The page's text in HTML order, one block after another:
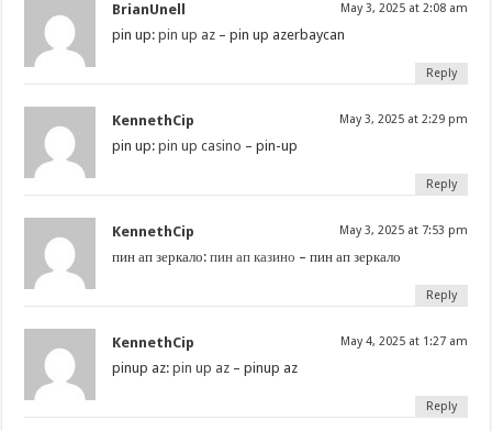
BrianUnell May 3, 2025 at 2:08 am
pin up:pin up az – pin up azerbaycan
Reply
KennethCip May 3, 2025 at 2:29 pm
pin up:pin up casino – pin-up
Reply
KennethCip May 3, 2025 at 7:53 pm
пин ап зеркало:пин ап казино – пин ап зеркало
Reply
KennethCip May 4, 2025 at 1:27 am
pinup az:pin up az – pinup az
Reply